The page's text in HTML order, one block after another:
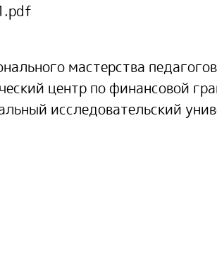
мастерства
центр по финансовой
исследовательский